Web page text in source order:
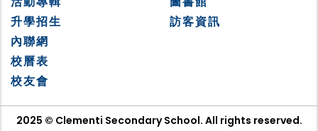
升學招生
訪客資訊
內聯網
校曆表
校友會
2025 © Clementi Secondary School. All rights reserved.